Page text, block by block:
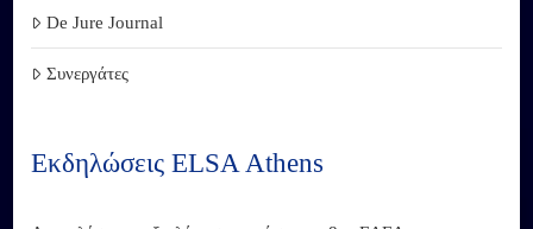
De Jure Journal
Συνεργάτες
Εκδηλώσεις ELSA Athens